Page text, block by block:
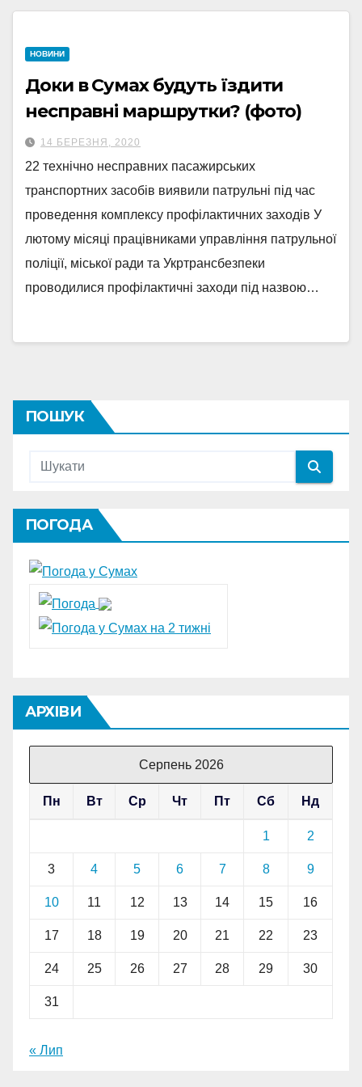
НОВИНИ
Доки в Сумах будуть їздити
несправні маршрутки? (фото)
14 БЕРЕЗНЯ, 2020
22 технічно несправних пасажирських
транспортних засобів виявили патрульні під час
проведення комплексу профілактичних заходів У
лютому місяці працівниками управління патрульної
поліції, міської ради та Укртрансбезпеки
проводилися профілактичні заходи під назвою…
ПОШУК
ПОГОДА
АРХІВИ
Серпень 2026
Пн Вт Ср Чт Пт Сб Нд
1 2
3 4 5 6 7 8 9
10 11 12 13 14 15 16
17 18 19 20 21 22 23
24 25 26 27 28 29 30
31
« Лип